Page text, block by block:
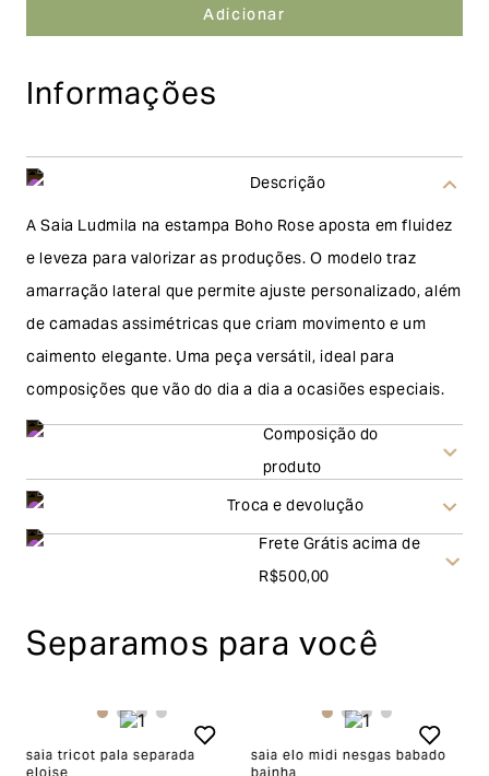
Informações
Descrição
A Saia Ludmila na estampa Boho Rose aposta em fluidez
e leveza para valorizar as produções. O modelo traz
amarração lateral que permite ajuste personalizado, além
de camadas assimétricas que criam movimento e um
caimento elegante. Uma peça versátil, ideal para
composições que vão do dia a dia a ocasiões especiais.
Composição do
produto
Troca e devolução
dias corridos, a contar do recebimento do produto. Ao
envio do produto e conferência interna por parte da
Garage, você receberá um vale no valor
Frete Grátis acima de
R$500,00
Separamos para você
saia tricot pala separada saia elo midi nesgas babado